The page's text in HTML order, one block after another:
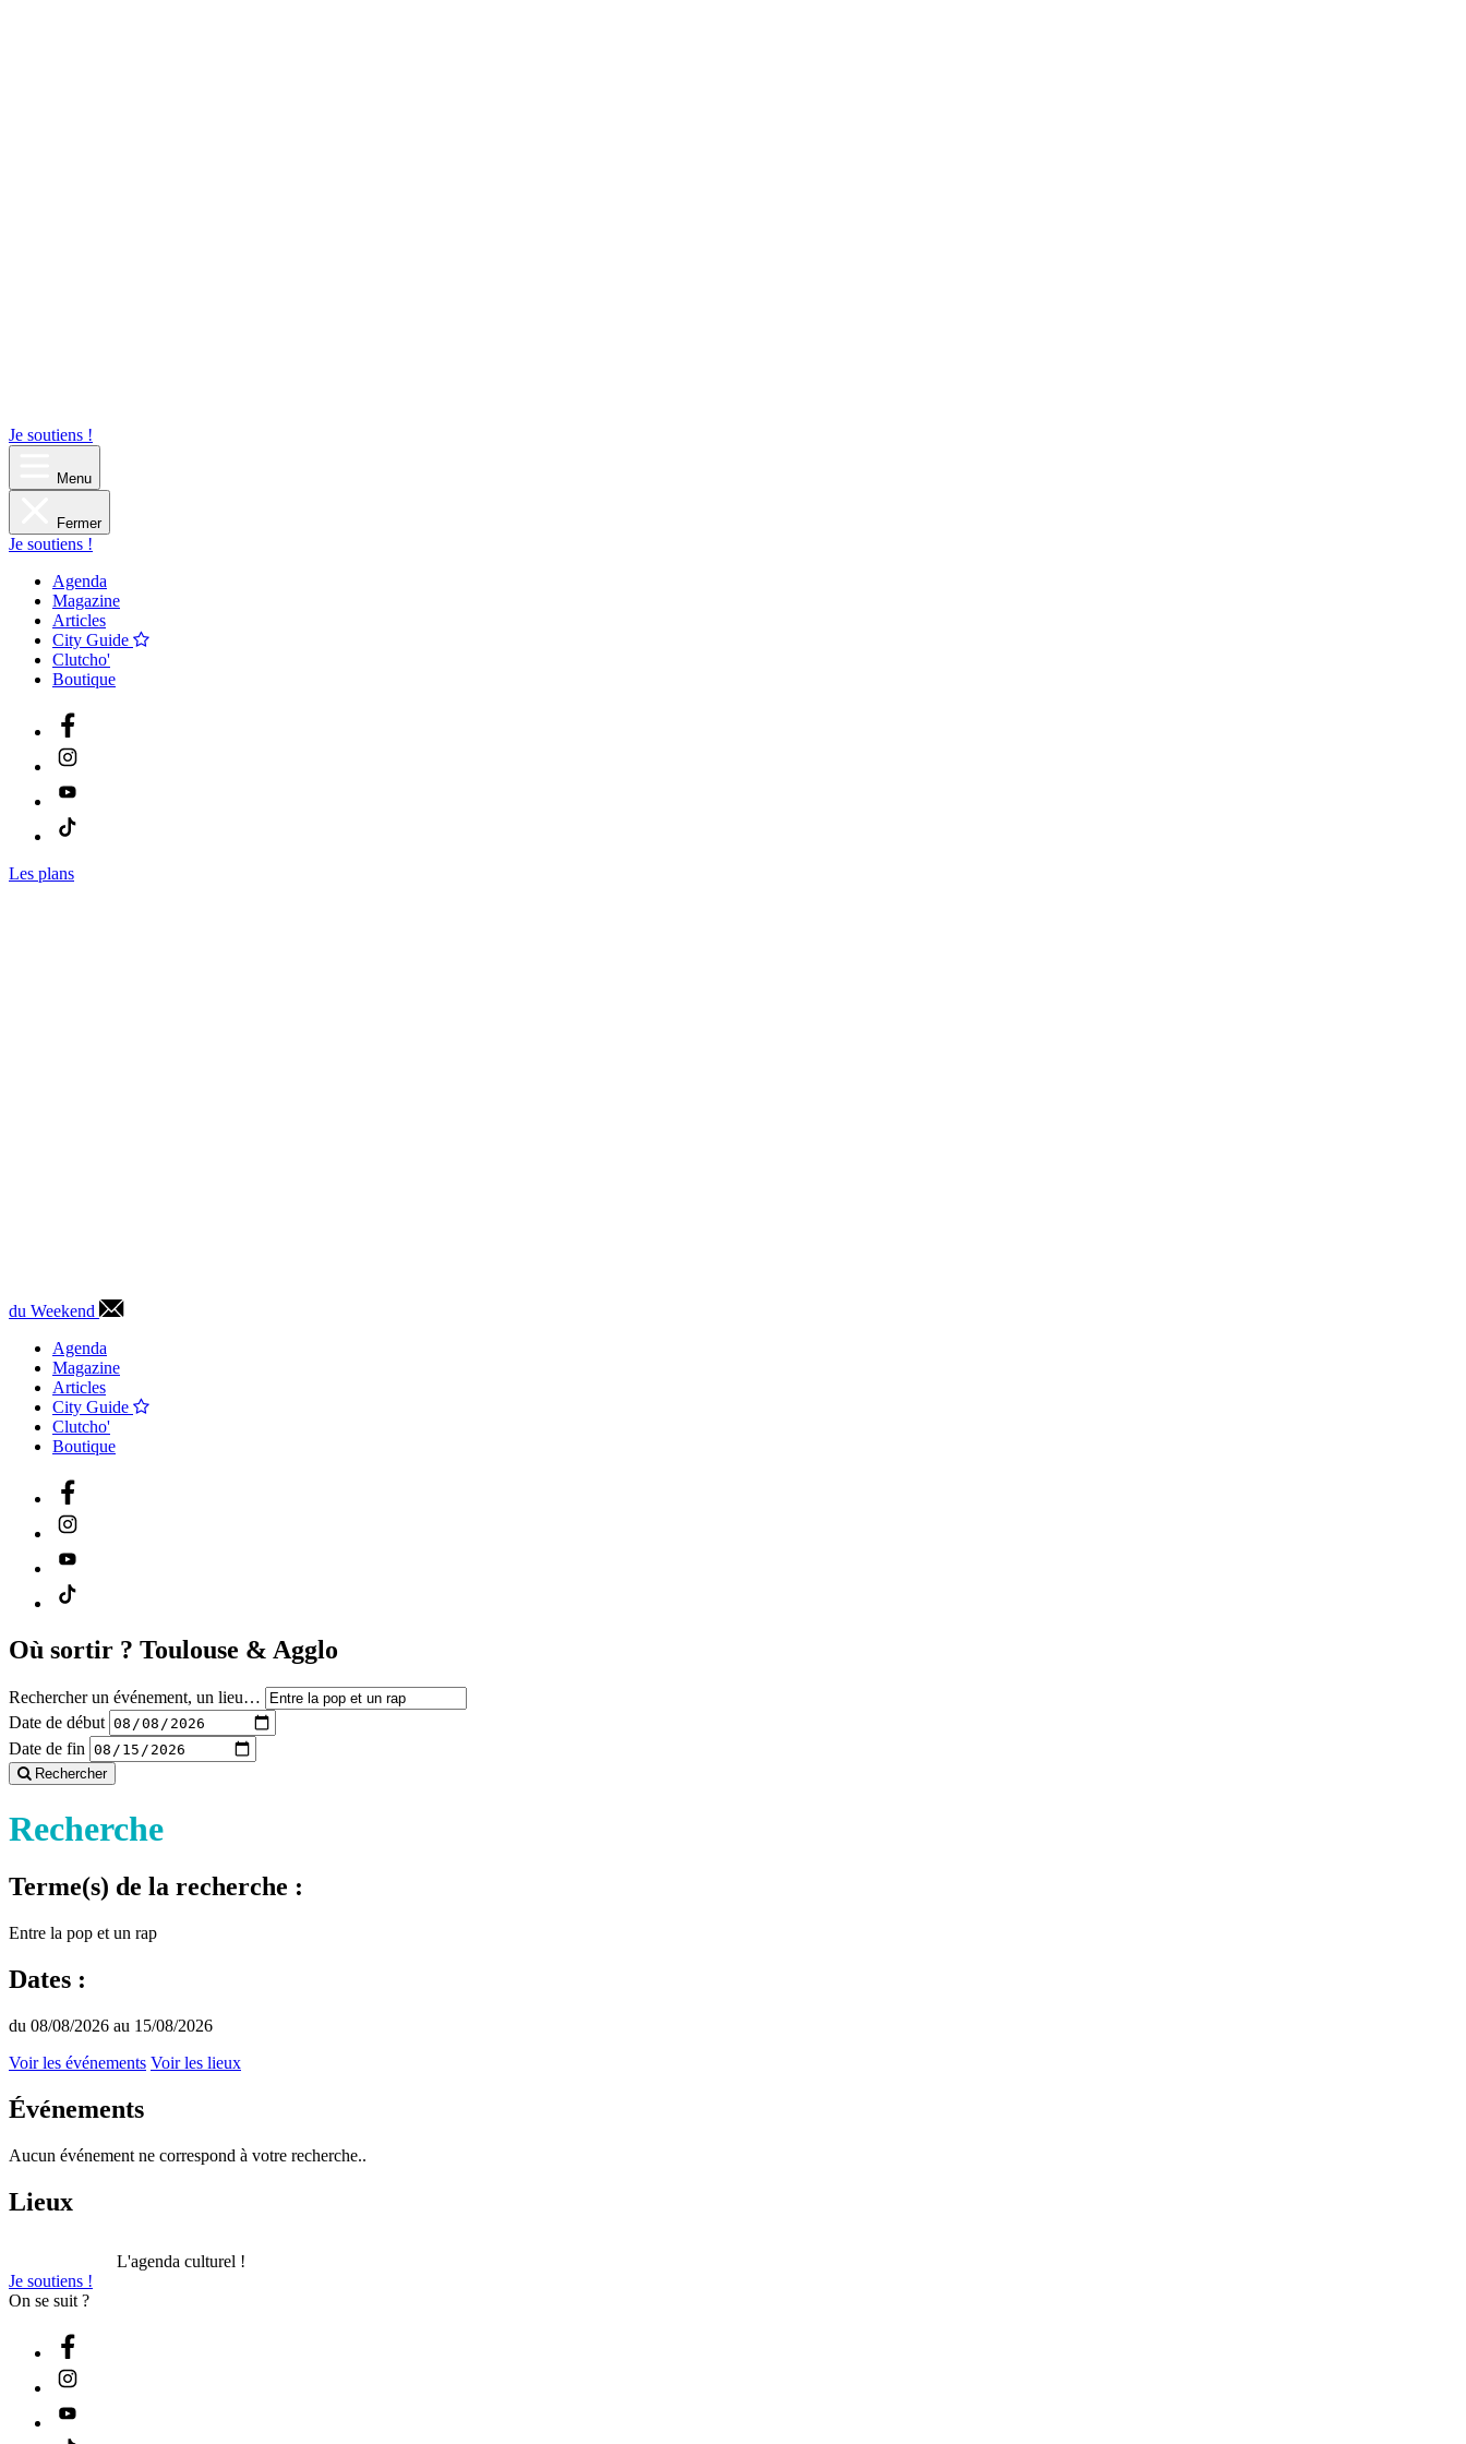
Je soutiens !
Menu
Fermer
Je soutiens !
Agenda
Magazine
Articles
City Guide
Clutcho'
Boutique
Les plans
du Weekend
Agenda
Magazine
Articles
City Guide
Clutcho'
Boutique
Où sortir ? Toulouse & Agglo
Rechercher un événement, un lieu…
Date de début
Date de fin
Rechercher
Recherche
Terme(s) de la recherche :
Entre la pop et un rap
Dates :
du 08/08/2026 au 15/08/2026
Voir les événements Voir les lieux
Événements
Aucun événement ne correspond à votre recherche..
Lieux
L'agenda culturel !
Je soutiens !
On se suit ?